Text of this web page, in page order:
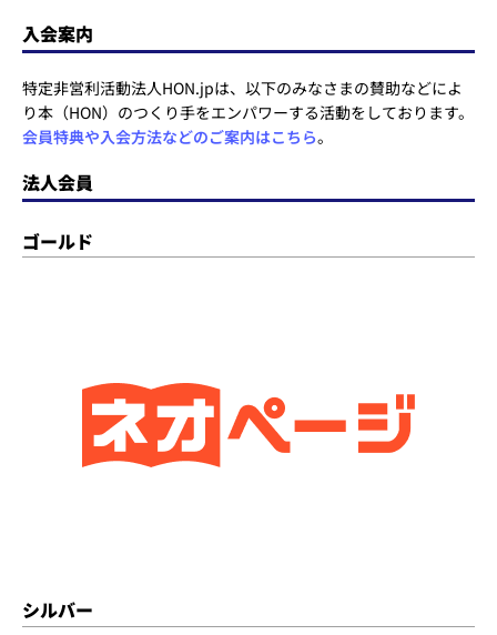
入会案内
特定非営利活動法人HON.jpは、以下のみなさまの賛助などによ
り本（HON）のつくり手をエンパワーする活動をしております。
会員特典や入会方法などのご案内はこちら。
法人会員
ゴールド
シルバー